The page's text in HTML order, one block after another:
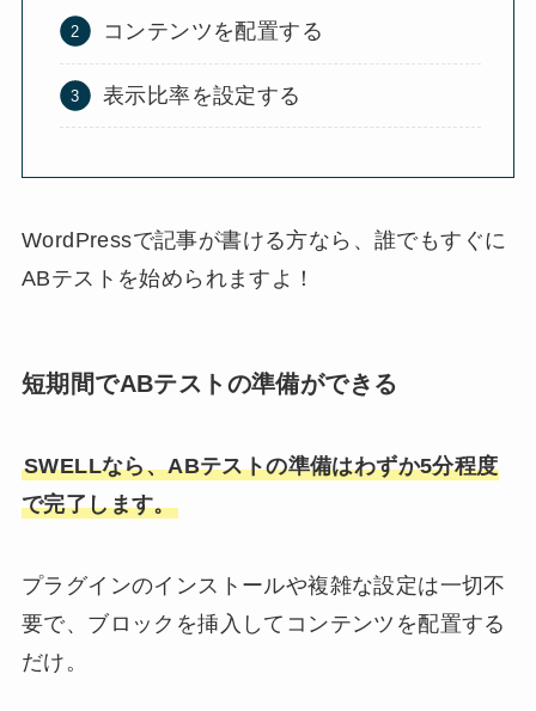
コンテンツを配置する
表示比率を設定する
WordPressで記事が書ける方なら、誰でもすぐに
ABテストを始められますよ！
短期間でABテストの準備ができる
SWELLなら、ABテストの準備はわずか5分程度
で完了します。
プラグインのインストールや複雑な設定は一切不
要で、ブロックを挿入してコンテンツを配置する
だけ。